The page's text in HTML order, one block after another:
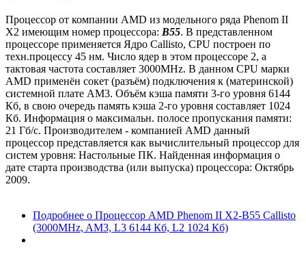
Процессор от компании AMD из модельного ряда Phenom II
X2 имеющим номер процессора: B55. В представленном
процессоре применяется Ядро Callisto, CPU построен по
техн.процессу 45 нм. Число ядер в этом процессоре 2, а
тактовая частота составляет 3000MHz. В данном CPU марки
AMD применён сокет (разъём) подключения к (материнской)
системной плате AM3. Объём кэша памяти 3-го уровня 6144
Кб, в свою очередь память кэша 2-го уровня составляет 1024
Кб. Информация о максимальн. полосе пропускания памяти:
21 Гб/с. Производителем - компанией AMD данный
процессор представляется как вычислительный процессор для
систем уровня: Настольные ПК. Найденная информация о
дате старта производства (или выпуска) процессора: Октябрь
2009.
Подробнее о Процессор AMD Phenom II X2-B55 Callisto
(3000MHz, AM3, L3 6144 Кб, L2 1024 Кб)